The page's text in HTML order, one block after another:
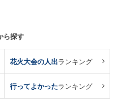
ら探す
花火大会の人出ランキング
行ってよかったランキング